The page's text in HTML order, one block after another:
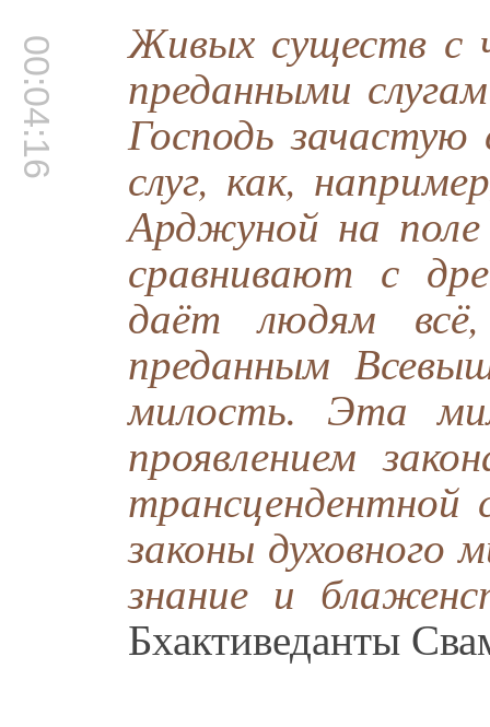
00:04:16 Живых существ с
преданными
Господь зачастую
слуг, как,
Арджуной на
сравнивают с
даёт людям
преданным
милость. Эта
проявлением
законы духовного
знание и
Бхактиведанты